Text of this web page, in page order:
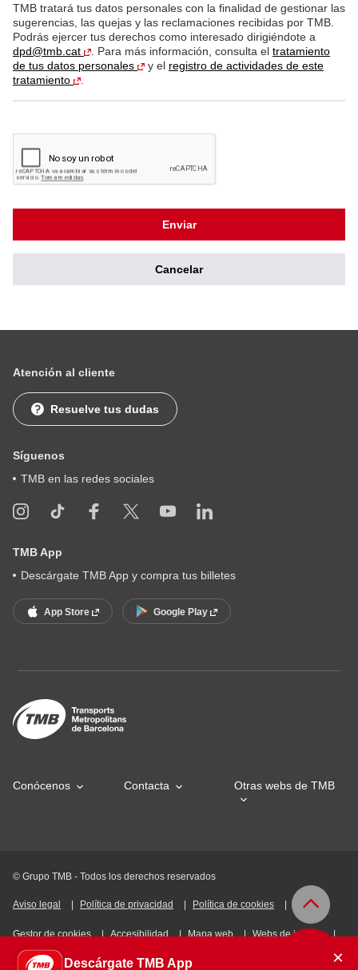
a
q
u
e
j
a
/
n
t
o
TMB tratará tus datos personales con la finalidad de gestionar las
sugerencias, las quejas y las reclamaciones recibidas por TMB.
Podrás ejercer tus derechos como interesado dirigiéndote a
dpd@tmb.cat
. Para más información, consulta el tratamiento
de tus datos personales
y el registro de actividades de este
tratamiento
Enviar
Cancelar
Atención al cliente
Resuelve tus dudas
Síguenos
TMB en las redes sociales
TMB App
Descárgate TMB App y compra tus billetes
App Store Google Play
Conócenos Contacta Otras webs de TMB
© Grupo TMB - Todos los derechos reservados
Aviso legal Política de privacidad Política de cookies
Gestor de cookies Accesibilidad Mapa web Webs de interés
Intranet Descárgate TMB App ×